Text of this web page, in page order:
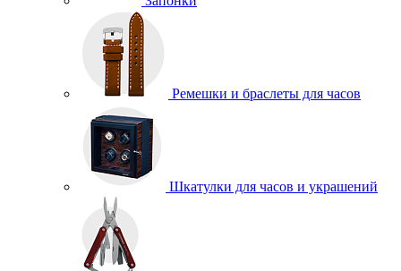
Ремешки и браслеты для часов
Шкатулки для часов и украшений